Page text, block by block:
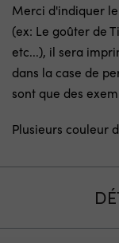
Merci d'indiquer
(ex: Le goûter de
etc...), il sera
dans la case de
sont que des
Plusieurs couleur